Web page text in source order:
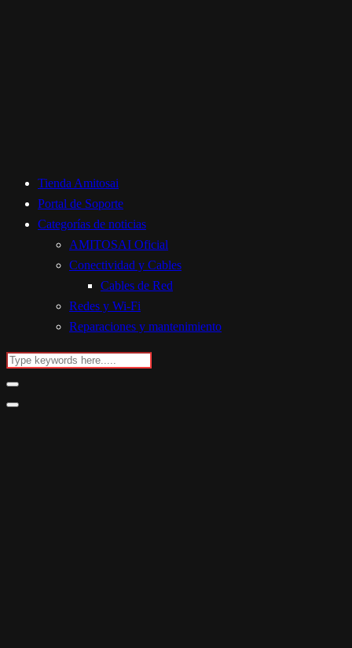
Tienda Amitosai
Portal de Soporte
Categorías de noticias
AMITOSAI Oficial
Conectividad y Cables
Cables de Red
Redes y Wi-Fi
Reparaciones y mantenimiento